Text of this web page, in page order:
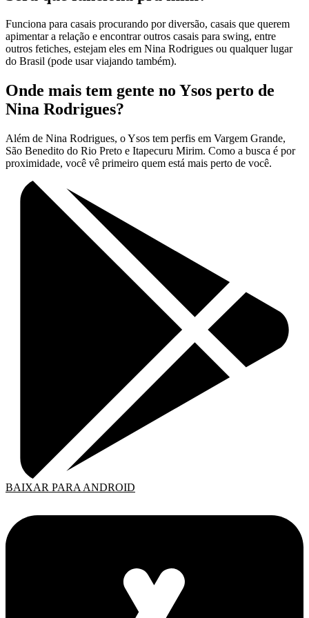
Funciona para casais procurando por diversão, casais que querem
apimentar a relação e encontrar outros casais para swing, entre
outros fetiches, estejam eles em Nina Rodrigues ou qualquer lugar
do Brasil (pode usar viajando também).
Onde mais tem gente no Ysos perto de
Nina Rodrigues?
Além de Nina Rodrigues, o Ysos tem perfis em Vargem Grande,
São Benedito do Rio Preto e Itapecuru Mirim. Como a busca é por
proximidade, você vê primeiro quem está mais perto de você.
BAIXAR PARA ANDROID